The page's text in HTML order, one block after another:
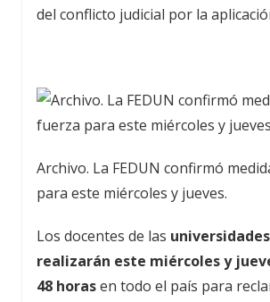
del conflicto judicial por la
Archivo. La FEDUN confirmó
para este miércoles y jueves.
Los docentes de las
realizarán este miércoles y
48 horasen todo el país para